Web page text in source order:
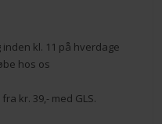
kl. 11 på hverdage
hos os
kr. 39,- med GLS.